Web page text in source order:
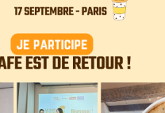
sur les réseaux
réalisé par Union
sport préféré des
82% d’entre eux